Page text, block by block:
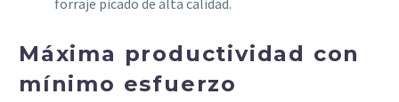
Máxima productividad con
mínimo esfuerzo